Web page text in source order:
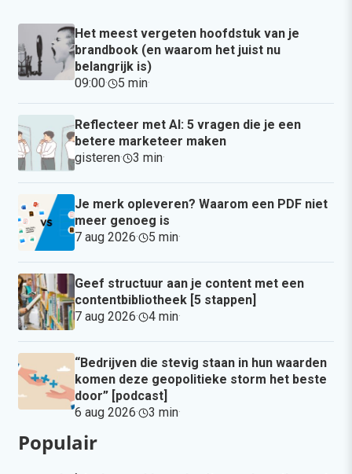
Het meest vergeten hoofdstuk van je
brandbook (en waarom het juist nu
belangrijk is)
09:00· 5 min·
Reflecteer met AI: 5 vragen die je een
betere marketeer maken
gisteren· 3 min·
Je merk opleveren? Waarom een PDF niet
meer genoeg is
7 aug 2026· 5 min·
Geef structuur aan je content met een
contentbibliotheek [5 stappen]
7 aug 2026· 4 min·
“Bedrijven die stevig staan in hun waarden
komen deze geopolitieke storm het beste
door” [podcast]
6 aug 2026· 3 min·
Populair